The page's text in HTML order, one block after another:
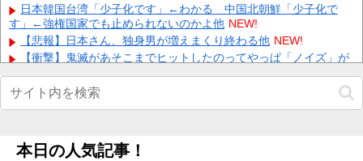
日本韓国台湾「少子化です」←わかる 中国北朝鮮「少子化で
す」←強権国家でも止められないのかよ他 NEW!
【悲報】日本さん、独身男が増えまくり終わる他 NEW!
【衝撃】鬼滅があそこまでヒットしたのってやっぱ「ノイズ」が
【カードキャプターさくら】コトブキヤ「木之本桜 [包囲(シージ
ュ)]コスチュームVer.」フィギュア【彩色原型公開】他
【画像】 44歳女性「こんなおばさんでいいの…？」
本日の人気記事！